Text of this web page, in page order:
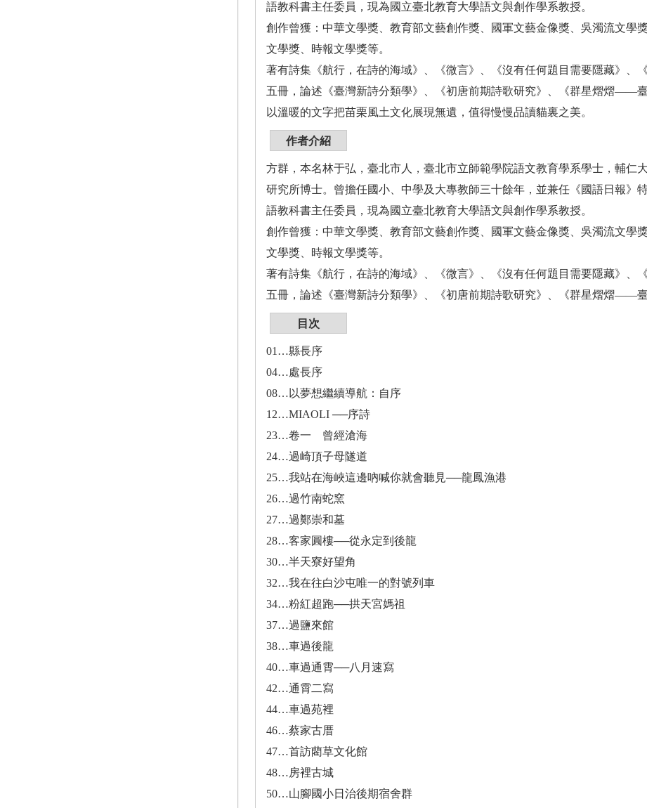
語教科書主任委員，現為國立臺北教育大學語文與創作學系教授。
創作曾獲：中華文學獎、教育部文藝創作獎、國軍文藝金像獎、吳濁流文學
文學獎、時報文學獎等。
著有詩集《航行，在詩的海域》、《微言》、《沒有任何題目需要隱藏》、
五冊，論述《臺灣新詩分類學》、《初唐前期詩歌研究》、《群星熠熠——臺
以溫暖的文字把苗栗風土文化展現無遺，值得慢慢品讀貓裏之美。
作者介紹
方群，本名林于弘，臺北市人，臺北市立師範學院語文教育學系學士，輔仁
研究所博士。曾擔任國小、中學及大專教師三十餘年，並兼任《國語日報》
語教科書主任委員，現為國立臺北教育大學語文與創作學系教授。
創作曾獲：中華文學獎、教育部文藝創作獎、國軍文藝金像獎、吳濁流文學
文學獎、時報文學獎等。
著有詩集《航行，在詩的海域》、《微言》、《沒有任何題目需要隱藏》、
五冊，論述《臺灣新詩分類學》、《初唐前期詩歌研究》、《群星熠熠——臺
目次
01…縣長序
04…處長序
08…以夢想繼續導航：自序
12…MIAOLI ──序詩
23…卷一 曾經滄海
24…過崎頂子母隧道
25…我站在海峽這邊吶喊你就會聽見──龍鳳漁港
26…過竹南蛇窯
27…過鄭崇和墓
28…客家圓樓──從永定到後龍
30…半天寮好望角
32…我在往白沙屯唯一的對號列車
34…粉紅超跑──拱天宮媽祖
37…過鹽來館
38…車過後龍
40…車過通霄──八月速寫
42…通霄二寫
44…車過苑裡
46…蔡家古厝
47…首訪藺草文化館
48…房裡古城
50…山腳國小日治後期宿舍群